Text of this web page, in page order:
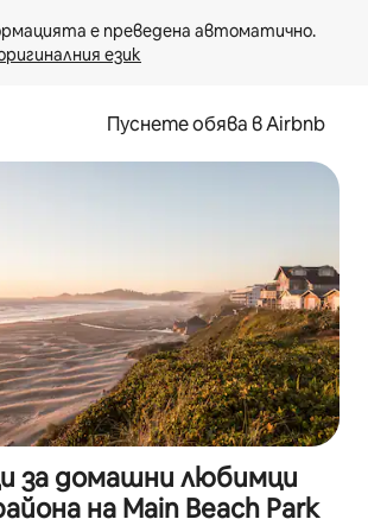
език
Пуснете обява в Airbnb
за домашни любимци
на Main Beach Park